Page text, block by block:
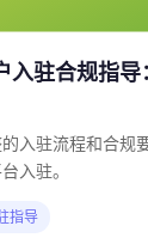
入驻合规指
入驻流程和合规
入驻。
指导